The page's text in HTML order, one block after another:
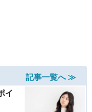
記事一覧へ ≫
イ